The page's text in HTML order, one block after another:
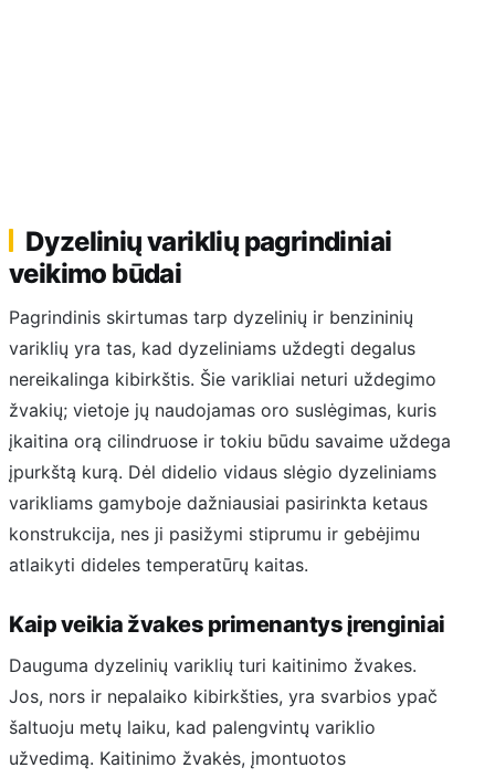
Dyzelinių variklių pagrindiniai
veikimo būdai
Pagrindinis skirtumas tarp dyzelinių ir benzininių
variklių yra tas, kad dyzeliniams uždegti degalus
nereikalinga kibirkštis. Šie varikliai neturi uždegimo
žvakių; vietoje jų naudojamas oro suslėgimas, kuris
įkaitina orą cilindruose ir tokiu būdu savaime uždega
įpurkštą kurą. Dėl didelio vidaus slėgio dyzeliniams
varikliams gamyboje dažniausiai pasirinkta ketaus
konstrukcija, nes ji pasižymi stiprumu ir gebėjimu
atlaikyti dideles temperatūrų kaitas.
Kaip veikia žvakes primenantys įrenginiai
Dauguma dyzelinių variklių turi kaitinimo žvakes.
Jos, nors ir nepalaiko kibirkšties, yra svarbios ypač
šaltuoju metų laiku, kad palengvintų variklio
užvedimą. Kaitinimo žvakės, įmontuotos